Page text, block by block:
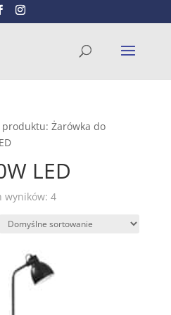
Żarówka do
LED
wyników: 4